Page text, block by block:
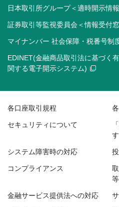
日本取引所グループ＜適時開示情
証券取引等監視委員会＜情報受付
マイナンバー 社会保障・税番号制
EDINET(金融商品取引法に基づく
関する電子開示システム)
各口座取引規程
セキュリティについて
システム障害時の対応
コンプライアンス
金融サービス提供法への対応